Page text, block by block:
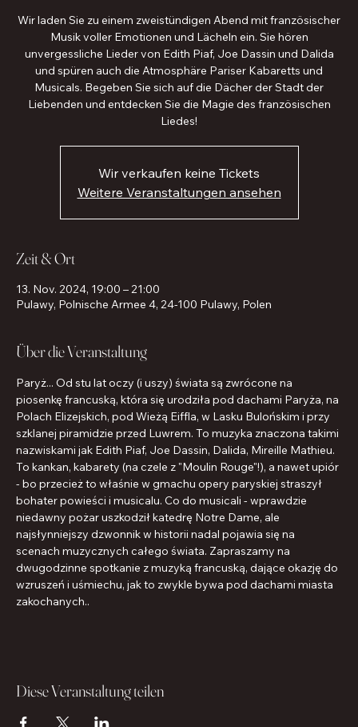
Wir laden Sie zu einem zweistündigen Abend mit französischer
Musik voller Emotionen und Lächeln ein. Sie hören
unvergessliche Lieder von Edith Piaf, Joe Dassin und Dalida
und spüren auch die Atmosphäre Pariser Kabaretts und
Musicals. Begeben Sie sich auf die Dächer der Stadt der
Liebenden und entdecken Sie die Magie des französischen
Liedes!
Wir verkaufen keine Tickets
Weitere Veranstaltungen ansehen
Zeit & Ort
13. Nov. 2024, 19:00 – 21:00
Pulawy, Polnische Armee 4, 24-100 Pulawy, Polen
Über die Veranstaltung
Paryż... Od stu lat oczy (i uszy) świata są zwrócone na
piosenkę francuską, która się urodziła pod dachami Paryża, na
Polach Elizejskich, pod Wieżą Eiffla, w Lasku Bulońskim i przy
szklanej piramidzie przed Luwrem. To muzyka znaczona takimi
nazwiskami jak Edith Piaf, Joe Dassin, Dalida, Mireille Mathieu.
To kankan, kabarety (na czele z "Moulin Rouge"!), a nawet upiór
- bo przecież to właśnie w gmachu opery paryskiej straszył
bohater powieści i musicalu. Co do musicali - wprawdzie
niedawny pożar uszkodził katedrę Notre Dame, ale
najsłynniejszy dzwonnik w historii nadal pojawia się na
scenach muzycznych całego świata. Zapraszamy na
dwugodzinne spotkanie z muzyką francuską, dające okazję do
wzruszeń i uśmiechu, jak to zwykle bywa pod dachami miasta
zakochanych..
Diese Veranstaltung teilen